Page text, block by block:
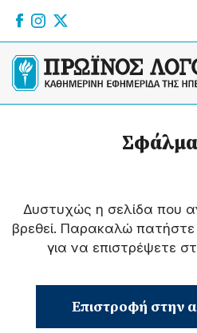
Δυστυχώς η σελίδα που
βρεθεί. Παρακαλώ
για να επιστρέψετε
Επιστροφή στην